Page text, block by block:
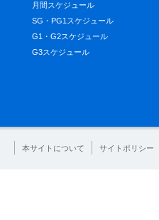
月間スケジュール
SG・PG1スケジュール
G1・G2スケジュール
G3スケジュール
本サイトについて サイトポリシー